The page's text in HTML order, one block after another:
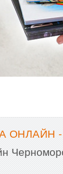
ОНЛАЙН